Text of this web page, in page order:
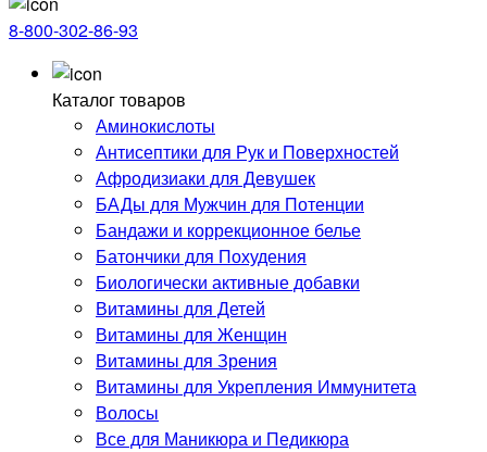
8-800-302-86-93
Каталог товаров
Аминокислоты
Антисептики для Рук и Поверхностей
Афродизиаки для Девушек
БАДы для Мужчин для Потенции
Бандажи и коррекционное белье
Батончики для Похудения
Биологически активные добавки
Витамины для Детей
Витамины для Женщин
Витамины для Зрения
Витамины для Укрепления Иммунитета
Волосы
Все для Маникюра и Педикюра